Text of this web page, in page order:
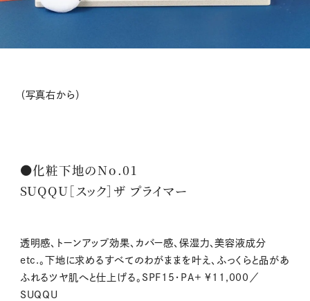
（写真右から）
●化粧下地のNo.01
SUQQU［スック］ザ プライマー
透明感、トーンアップ効果、カバー感、保湿力、美容液成分
etc.。下地に求めるすべてのわがままを叶え、ふっくらと品があ
ふれるツヤ肌へと仕上げる。SPF15・PA+ ¥11,000／
SUQQU